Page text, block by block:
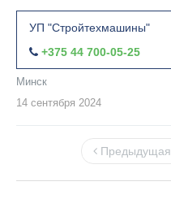
УП "Стройтехмашины"
+375 44 700-05-25
Минск
14 сентября 2024
Предыдущая